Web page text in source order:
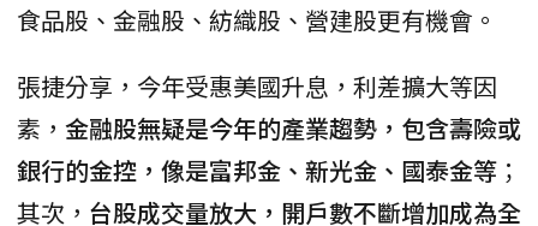
食品股、金融股、紡織股、營建股更有機會。
張捷分享，今年受惠美國升息，利差擴大等因
素， 金融股無疑是今年的產業趨勢，包含壽險或
銀行的金控，像是富邦金、新光金、國泰金等 ；
其次， 台股成交量放大，開戶數不斷增加成為全